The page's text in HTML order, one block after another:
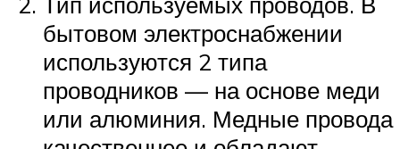
бытовом электроснабжении
используются 2 типа
проводников — на основе меди
или алюминия. Медные провода